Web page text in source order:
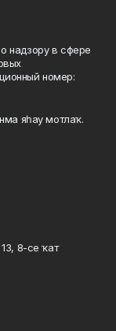
надзору в сфере
номер:
яһау мотлаҡ.
8-се ҡат